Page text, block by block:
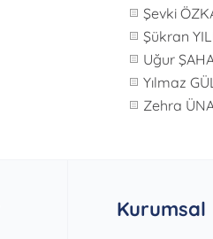
Şevki
Şükran
Uğur
Yılmaz
Zehra
Kurumsal